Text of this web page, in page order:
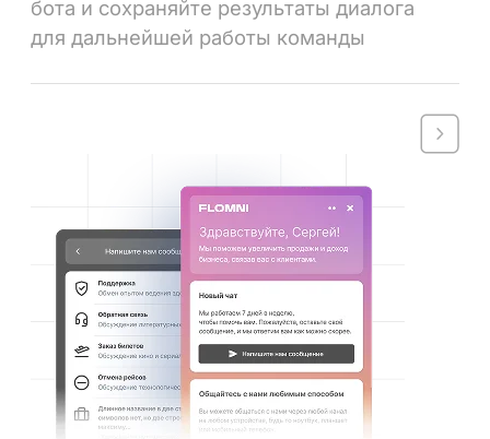
бота и сохраняйте результаты диалога
для дальнейшей работы команды